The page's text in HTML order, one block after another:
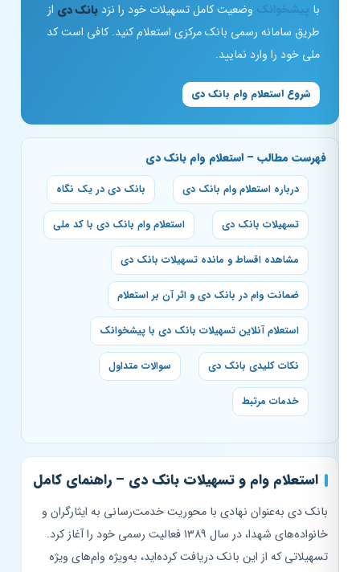
پیشخوانک وضعیت کامل تسهیلات خود را نزدبانک دیاز
طریق سامانه رسمی بانک مرکزی استعلام کنید. کافی است کد
ملی خود را وارد نمایید.
شروع استعلام وام بانک دی
فهرست مطالب – استعلام وام بانک دی
درباره استعلام وام بانک دی بانک دی در یک نگاه
تسهیلات بانک دی استعلام وام بانک دی با کد ملی
مشاهده اقساط و مانده تسهیلات بانک دی
ضمانت وام در بانک دی و اثر آن بر استعلام
استعلام آنلاین تسهیلات بانک دی با پیشخوانک
نکات کلیدی بانک دی سوالات متداول
خدمات مرتبط
استعلام وام و تسهیلات بانک دی – راهنمای کامل
بانک دی به‌عنوان نهادی با محوریت خدمت‌رسانی به ایثارگران و
خانواده‌های شهدا، در سال ۱۳۸۹ فعالیت رسمی خود را آغاز کرد.
تسهیلاتی که از این بانک دریافت کرده‌اید، به‌ویژه وام‌های ویژه